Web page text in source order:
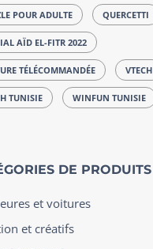
POUR ADULTE QUERCETTI
AÏD EL-FITR 2022
TÉLÉCOMMANDÉE VTECH
TUNISIE WINFUN TUNISIE
DE PRODUITS
et voitures
et créatifs